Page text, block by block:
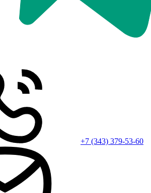
+7 (343) 379-53-60